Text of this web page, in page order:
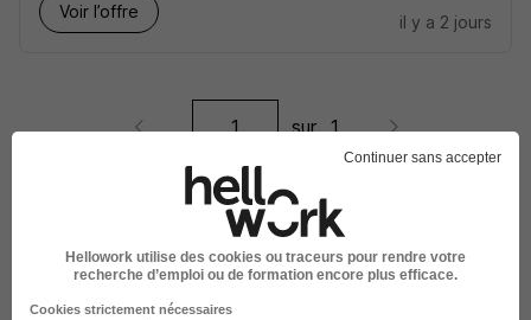
Voir l’offre
il y a 2 jours
sur 1
Élargissez votre recherche chezKaeferou à
Dunkerque
Entreprise Kaefer
Emploi Dunkerque
Continuer sans accepter
Hellowork utilise des cookies ou traceurs pour rendre votre
recherche d’emploi ou de formation encore plus efficace.
Cookies strictement nécessaires